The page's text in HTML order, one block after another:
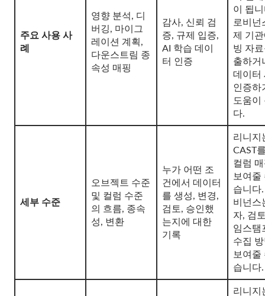
주요 사용 사
례
영향 분석, 디
버깅, 마이그
레이션 계획,
다운스트림 종
속성 매핑
감사, 신뢰 검
증, 규제 입증,
AI 학습 데이
터 인증
이 됩
로비넌
제 기
빙 자
출하거
데이터
인증하
도움이
다.
세부 수준
오브젝트 수준
및 컬럼 수준
의 흐름, 종속
성, 변환
누가 어떤 조
건에서 데이터
를 생성, 변경,
검토, 승인했
는지에 대한
기록
리니지
CAST
컬럼
보여줄
습니다
비넌스
자, 검
임스탬
수집
보여줄
습니다.
리니지